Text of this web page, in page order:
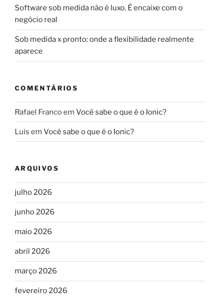
Software sob medida não é luxo. É encaixe com o
negócio real
Sob medida x pronto: onde a flexibilidade realmente
aparece
COMENTÁRIOS
Rafael Francoem Você sabe o que é o Ionic?
Luis em Você sabe o que é o Ionic?
ARQUIVOS
julho 2026
junho 2026
maio 2026
abril 2026
março 2026
fevereiro 2026